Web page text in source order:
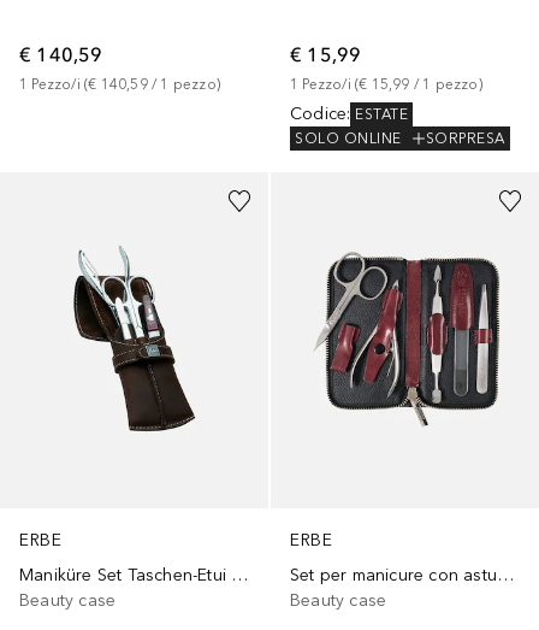
€ 140,59
1 Pezzo/i (€ 140,59 / 1 pezzo)
€ 15,99
1 Pezzo/i (€ 15,99 / 1 pezzo)
Codice: ESTATE
SOLO ONLINE
SORPRESA
ERBE
Maniküre Set Taschen-Etui mit Stecklasche Serie Mountain Bear, braun, 4-tlg.
Beauty case
ERBE
Set per manicure con astuccio con cerniera, serie Mon Cherie, 5 pezzi
Beauty case